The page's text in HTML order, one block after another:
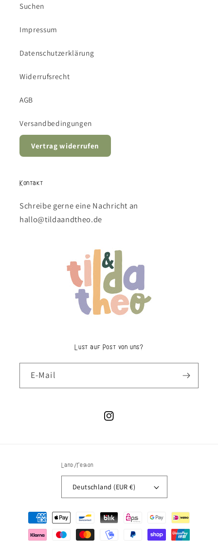
Suchen
Impressum
Datenschutzerklärung
Widerrufsrecht
AGB
Versandbedingungen
Vertrag widerrufen
Kontakt
Schreibe gerne eine Nachricht an
hallo@tildaandtheo.de
Lust auf Post von uns?
E-Mail
Instagram
Land/Region
Deutschland (EUR €)
Zahlungsmethoden